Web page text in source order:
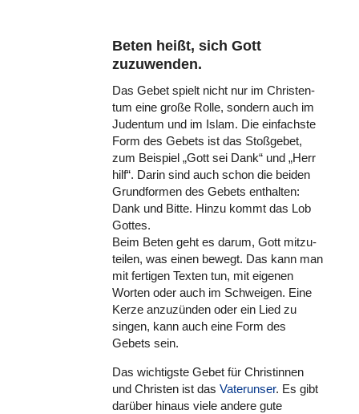
Beten heißt, sich Gott
zuzuwenden.
Das Gebet spielt nicht nur im Chris­ten­
tum eine große Rolle, sondern auch im
Judentum und im Islam. Die ein­fachste
Form des Gebets ist das Stoß­ge­bet,
zum Beispiel „Gott sei Dank“ und „Herr
hilf“. Darin sind auch schon die beiden
Grund­for­men des Gebets ent­hal­ten:
Dank und Bitte. Hinzu kommt das Lob
Gottes.
Beim Beten geht es darum, Gott mit­zu­
tei­len, was einen bewegt. Das kann man
mit fertigen Texten tun, mit eigenen
Worten oder auch im Schwei­gen. Eine
Kerze anzu­zün­den oder ein Lied zu
singen, kann auch eine Form des
Gebets sein.
Das wich­tigste Gebet für Chris­tin­nen
und Christen ist das Vater­un­ser. Es gibt
darüber hinaus viele andere gute